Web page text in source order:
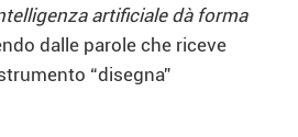
artificiale dà forma
dalle parole che riceve
“disegna”